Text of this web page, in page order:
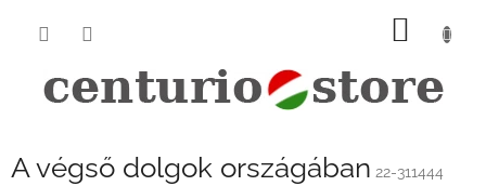
KOSÁR
A végső dolgok országában 22-311444